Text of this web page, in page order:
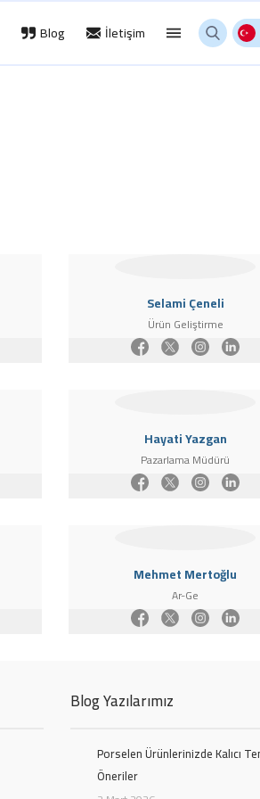
Blog İletişim
Selami Çeneli
Ürün Geliştirme
Hayati Yazgan
Pazarlama Müdürü
Mehmet Mertoğlu
Ar-Ge
Blog Yazılarımız
Porselen Ürünlerinizde Kalıcı
Öneriler